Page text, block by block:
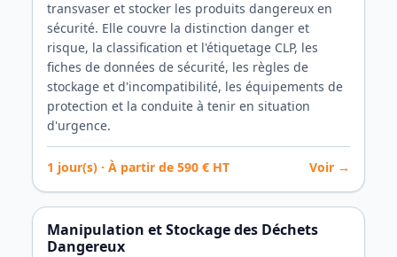
transvaser et stocker les produits dangereux en
sécurité. Elle couvre la distinction danger et
risque, la classification et l'étiquetage CLP, les
fiches de données de sécurité, les règles de
stockage et d'incompatibilité, les équipements de
protection et la conduite à tenir en situation
d'urgence.
1 jour(s) · À partir de 590 € HT Voir →
Manipulation et Stockage des Déchets
Dangereux